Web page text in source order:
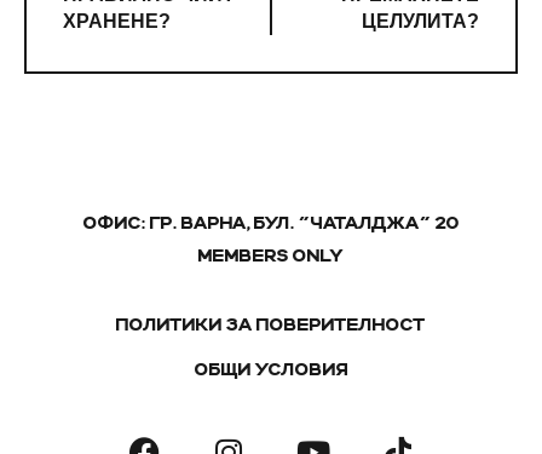
ХРАНЕНЕ?
ЦЕЛУЛИТА?
ОФИС: ГР. ВАРНА, БУЛ. "ЧАТАЛДЖА" 20
MEMBERS ONLY
ПОЛИТИКИ ЗА ПОВЕРИТЕЛНОСТ
ОБЩИ УСЛОВИЯ